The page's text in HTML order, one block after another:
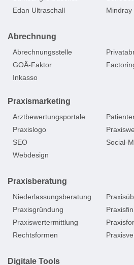
Edan Ultraschall
Mindray
Abrechnung
Abrechnungsstelle
GOÄ-Faktor
Inkasso
Praxismarketing
Arztbewertungsportale
Praxislogo
SEO
Social-
Webdesign
Praxisberatung
Niederlassungsberatung
Praxisgründung
Praxiswertermittlung
Rechtsformen
Digitale Tools